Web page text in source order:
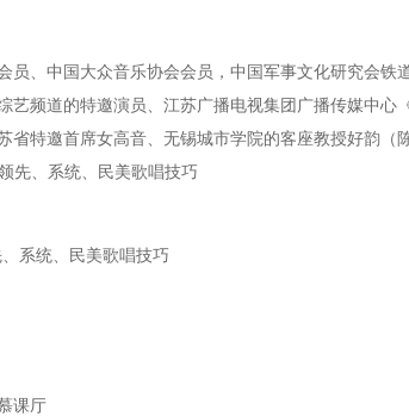
员、中国大众音乐协会会员，中国军事文化研究会铁
艺频道的特邀演员、江苏广播电视集团广播传媒中心
省特邀首席女高音、无锡城市学院的客座教授好韵（
先、系统、民美歌唱技巧
系统、民美歌唱技巧
课厅